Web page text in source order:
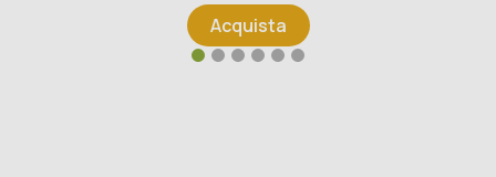
Acquista